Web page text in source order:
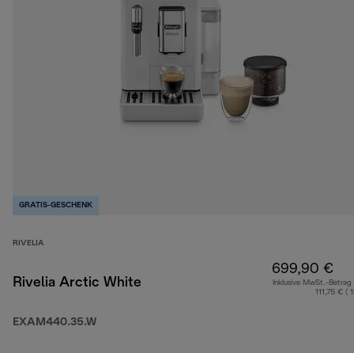
GRATIS-GESCHENK
RIVELIA
Rivelia Arctic White
EXAM440.35.W
699,90 €
Inklusive MwSt.-Betrag
111,75 € (